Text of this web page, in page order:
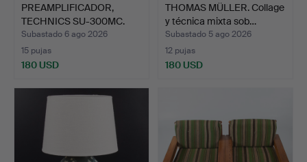
PREAMPLIFICADOR,
TECHNICS SU-300MC.
Subastado 6 ago 2026
15 pujas
180 USD
THOMAS MÜLLER. Collage
y técnica mixta sob…
Subastado 5 ago 2026
12 pujas
180 USD